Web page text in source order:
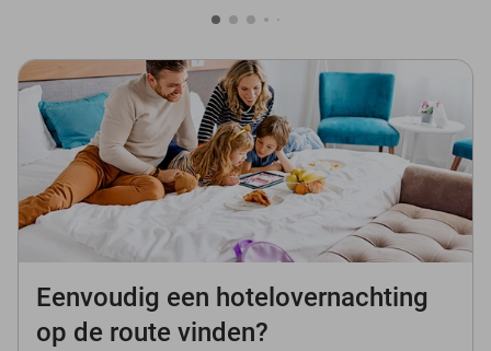
Eenvoudig een hotelovernachting
op de route vinden?